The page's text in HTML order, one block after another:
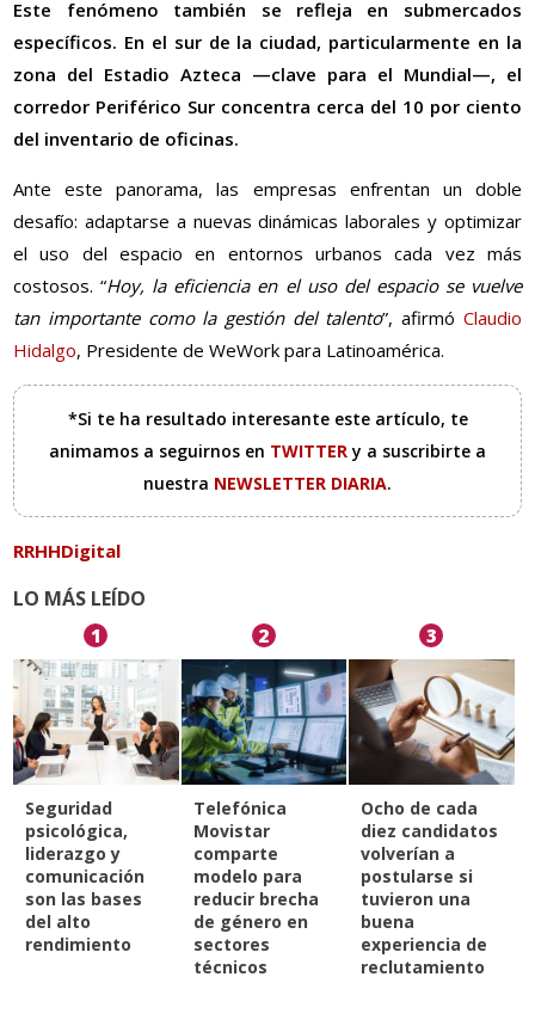
Este fenómeno también se refleja en submercados
específicos. En el sur de la ciudad, particularmente en la
zona del Estadio Azteca —clave para el Mundial—, el
corredor Periférico Sur concentra cerca del 10 por ciento
del inventario de oficinas.
Ante este panorama, las empresas enfrentan un doble
desafío: adaptarse a nuevas dinámicas laborales y optimizar
el uso del espacio en entornos urbanos cada vez más
costosos. “Hoy, la eficiencia en el uso del espacio se vuelve
tan importante como la gestión del talento”, afirmó Claudio
Hidalgo, Presidente de WeWork para Latinoamérica.
*Si te ha resultado interesante este artículo, te
animamos a seguirnos en TWITTERy a suscribirte a
nuestra NEWSLETTER DIARIA.
RRHHDigital
LO MÁS LEÍDO
1
Seguridad
psicológica,
liderazgo y
comunicación
son las bases
del alto
rendimiento
2
Telefónica
Movistar
comparte
modelo para
reducir brecha
de género en
sectores
técnicos
3
Ocho de cada
diez candidatos
volverían a
postularse si
tuvieron una
buena
experiencia de
reclutamiento